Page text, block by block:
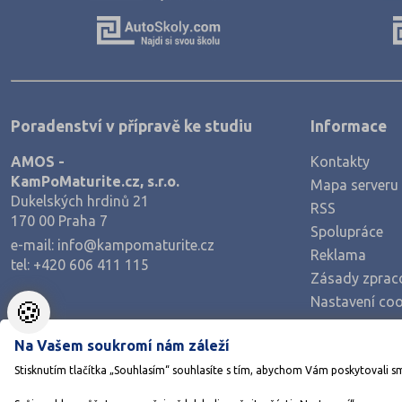
Zemědělství a lesnictví
Policejní a vojenské obory
Právo
Zdravotnické obory
Pedagogika a sociální péče
Umělecké obory
Šance na přijetí
Poradenství v přípravě ke studiu
AMOS -
KamPoMaturite.cz, s.r.o.
Dukelských hrdinů 21
170 00 Praha 7
e-mail: info@kampomaturite.cz
tel: +420 606 411 115
Informace
Kontakty
Mapa serveru
RSS
Spolupráce
Reklama
Zásady
Nastavení
🍪
Na Vašem soukromí nám záleží
Stisknutím tlačítka „Souhlasím“ souhlasíte s tím, abychom Vám poskytovali